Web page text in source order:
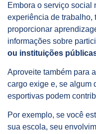
Embora o serviço social
experiência de trabalho,
proporcionar
informações sobre
ou instituições
Aproveite também para
cargo exige e, se algum
esportivas podem
Por exemplo, se você
sua escola, seu